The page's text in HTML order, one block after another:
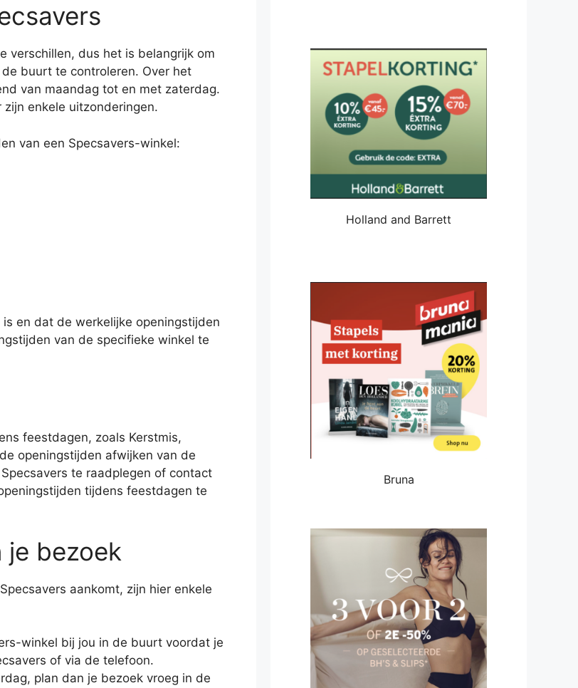
verschillen, dus het is belangrijk om
buurt te controleren. Over het
van maandag tot en met zaterdag.
enkele uitzonderingen.
van een Specsavers-winkel:
en dat de werkelijke openingstijden
van de specifieke winkel te
feestdagen, zoals Kerstmis,
openingstijden afwijken van de
te raadplegen of contact
tijdens feestdagen te
je bezoek
aankomt, zijn hier enkele
winkel bij jou in de buurt voordat je
of via de telefoon.
plan dan je bezoek vroeg in de
Holland and Barrett
Bruna